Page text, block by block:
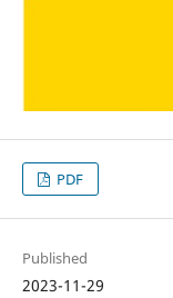
PDF
Published
2023-11-29